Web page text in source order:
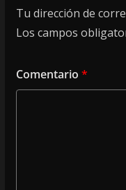
Tu dirección de
Los campos
Comentario *